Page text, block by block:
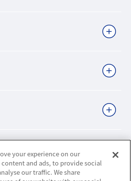
サイト
your experience on our
and ads, to provide social
our traffic. We share